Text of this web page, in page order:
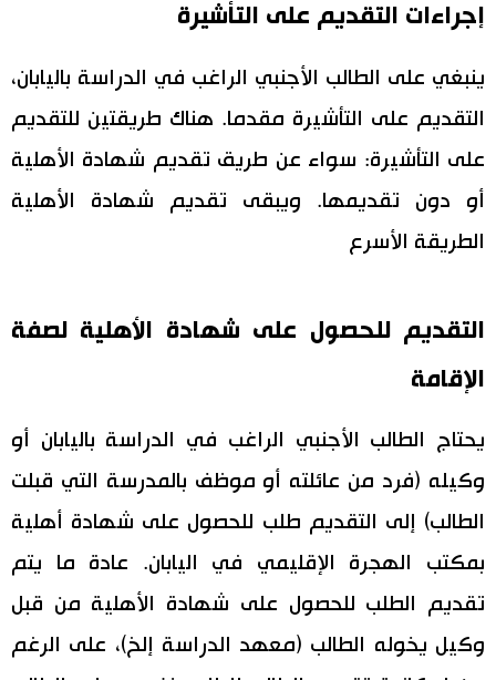
إجراءات التقديم على التأشيرة
ينبغي على الطالب الأجنبي الراغب في الدراسة باليابان،
التقديم على التأشيرة مقدما. هناك طريقتين للتقديم
على التأشيرة: سواء عن طريق تقديم شهادة الأهلية
أو دون تقديمها. ويبقى تقديم شهادة الأهلية
الطريقة الأسرع
التقديم للحصول على شهادة الأهلية لصفة
الإقامة
يحتاج الطالب الأجنبي الراغب في الدراسة باليابان أو
وكيله (فرد من عائلته أو موظف بالمدرسة التي قبلت
الطالب) إلى التقديم طلب للحصول على شهادة أهلية
بمكتب الهجرة الإقليمي في اليابان. عادة ما يتم
تقديم الطلب للحصول على شهادة الأهلية من قبل
وكيل يخوله الطالب (معهد الدراسة إلخ)، على الرغم